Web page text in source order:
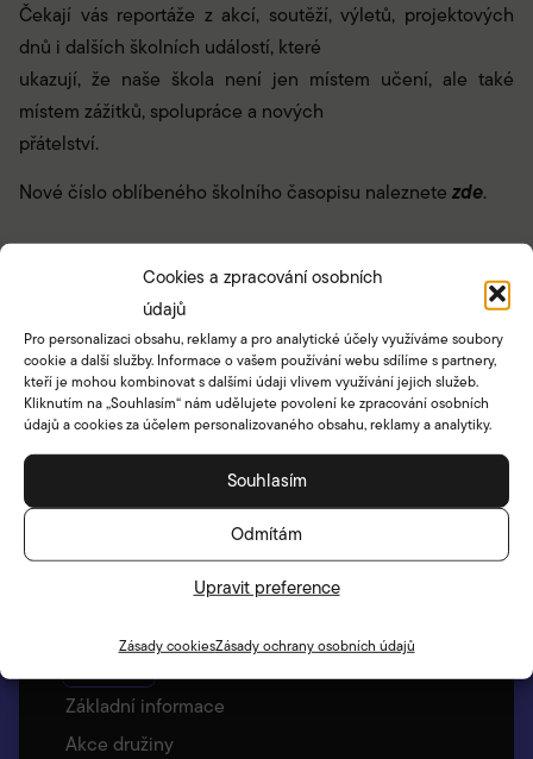
Cookies a zpracování osobních
údajů
Pro personalizaci obsahu, reklamy a pro analytické účely využíváme soubory
cookie a další služby. Informace o vašem používání webu sdílíme s partnery,
kteří je mohou kombinovat s dalšími údaji vlivem využívání jejich služeb.
Kliknutím na „Souhlasím“ nám udělujete povolení ke zpracování osobních
údajů a cookies za účelem personalizovaného obsahu, reklamy a analytiky.
Souhlasím
Odmítám
Upravit preference
Zásady cookiesZásady ochrany osobních údajů
Čekají vás reportáže z akcí, soutěží, výletů, projektových
dnů i dalších školních událostí, které
ukazují, že naše škola není jen místem učení, ale také
místem zážitků, spolupráce a nových
přátelství.
Nové číslo oblíbeného školního časopisu naleznete zde.
Škola
Bakaláři
Dokumenty a formuláře
V čem jsme namočeni
Zájmové útvary
Školní knihovna
Zajímavé odkazy
Základní informace
Akce družiny